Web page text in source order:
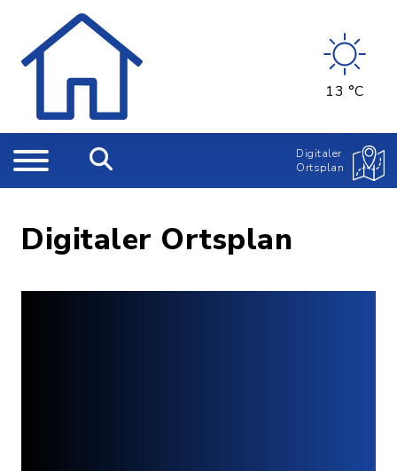
13 °C
Digitaler
Ortsplan
Digitaler Ortsplan